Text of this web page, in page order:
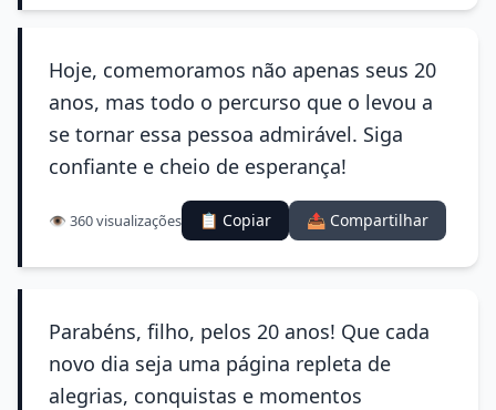
Hoje, comemoramos não apenas seus 20
anos, mas todo o percurso que o levou a
se tornar essa pessoa admirável. Siga
confiante e cheio de esperança!
👁️ 360 visualizações 📋 Copiar 📤 Compartilhar
Parabéns, filho, pelos 20 anos! Que cada
novo dia seja uma página repleta de
alegrias, conquistas e momentos